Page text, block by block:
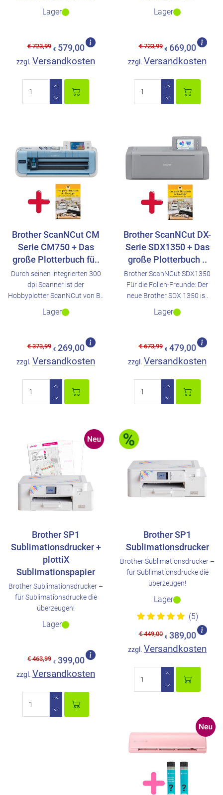
Lager
€ 723,99 € 579,00
zzgl. Versandkosten
Lager
€ 723,99 € 669,00
zzgl. Versandkosten
Brother ScanNCut CM
Serie CM750 + Das
große Plotterbuch fü..
Durch seinen integrierten 300
dpi Scanner ist der
Hobbyplotter ScanNCut von B..
Lager
€ 373,99 € 269,00
zzgl. Versandkosten
Brother ScanNCut DX-
Serie SDX1350 + Das
große Plotterbuch ..
Brother ScanNCut SDX1350
Für die Folien-Freunde: Der
neue Brother SDX 1350 is..
Lager
€ 673,99 € 479,00
zzgl. Versandkosten
Brother SP1
Sublimationsdrucker +
plottiX
Sublimationspapier
Brother Sublimationsdrucker –
für Sublimationsdrucke die
überzeugen!
Lager
€ 463,99 € 399,00
zzgl. Versandkosten
Brother SP1
Sublimationsdrucker
Brother Sublimationsdrucker –
für Sublimationsdrucke die
überzeugen!
Lager
(5)
€ 449,00 € 389,00
zzgl. Versandkosten